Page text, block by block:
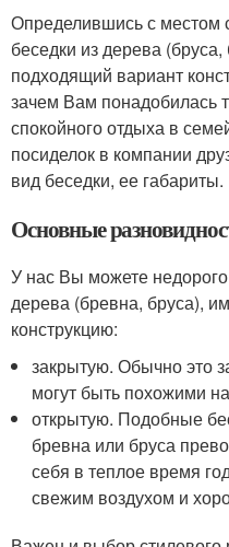
Определившись с местом
беседки из дерева
подходящий вариант
зачем Вам понадобилась
спокойного отдыха в
посиделок в компании
вид беседки, ее габариты.
Основные
У нас Вы можете недорого
дерева (бревна, бруса),
конструкцию:
закрытую. Обычно это
могут быть похожими
открытую. Подобные
бревна или бруса
себя в теплое время
свежим воздухом и